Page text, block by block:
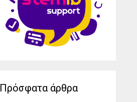
Πρόσφατα άρθρα